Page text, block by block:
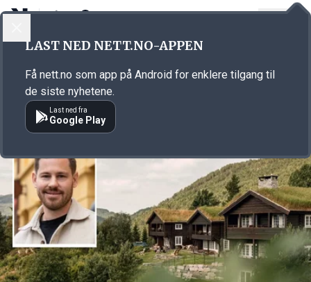
Annonsørinnhold
LAST NED NETT.NO-APPEN
Få nett.no som app på Android for enklere tilgang til
de siste nyhetene.
Last ned fra
Google Play